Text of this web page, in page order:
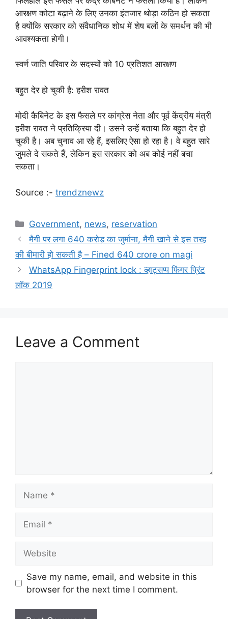
आरक्षण कोटा बढ़ाने के लिए उनका इंतजार थोड़ा कठिन हो सकता
है क्योंकि सरकार को संवैधानिक शोध में शेष बलों के समर्थन की भी
आवश्यकता होगी।
स्वर्ण जाति परिवार के सदस्यों को 10 प्रतिशत आरक्षण
बहुत देर हो चुकी है: हरीश रावत
मोदी कैबिनेट के इस फैसले पर कांग्रेस नेता और पूर्व केंद्रीय मंत्री
हरीश रावत ने प्रतिक्रिया दी। उसने उन्हें बताया कि बहुत देर हो
चुकी है। अब चुनाव आ रहे हैं, इसलिए ऐसा हो रहा है। वे बहुत सारे
जुमले दे सकते हैं, लेकिन इस सरकार को अब कोई नहीं बचा
सकता।
Source :- trendznewz
Categories
Government, news, reservation
मैगी पर लगा 640 करोड़ का जुर्माना, मैगी खाने से इस तरह
की बीमारी हो सकती है – Fined 640 crore on magi
WhatsApp Fingerprint lock : व्हाट्सप्प फिंगर प्रिंट
लॉक 2019
Leave a Comment
Save my name, email, and website in this
browser for the next time I comment.